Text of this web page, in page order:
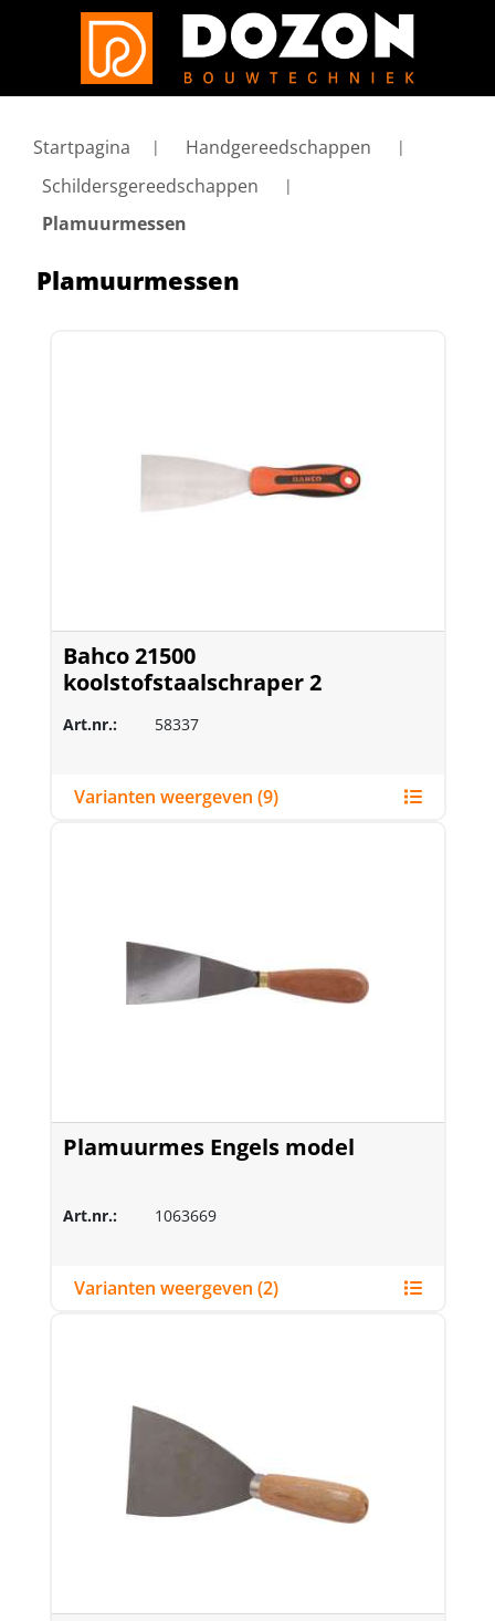
Startpagina
Handgereedschappen
Schildersgereedschappen
Plamuurmessen
Plamuurmessen
Bahco 21500
koolstofstaalschraper 2
Art.nr.: 58337
Varianten weergeven (9)
Plamuurmes Engels model
Art.nr.: 1063669
Varianten weergeven (2)